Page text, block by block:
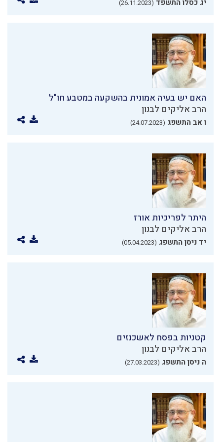
יג כסלו התשפד (26.11.2023)
האם יש בעיה אמונית בהשקעה במטבע חו"ל
הרב אליקים לבנון
ו אב התשפג (24.07.2023)
היתר לפריכיות אורז
הרב אליקים לבנון
יד ניסן התשפג (05.04.2023)
קטניות בפסח לאשכנזים
הרב אליקים לבנון
ה ניסן התשפג (27.03.2023)